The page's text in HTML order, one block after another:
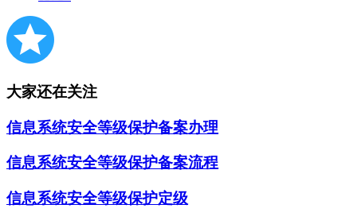
大家还在关注
信息系统安全等级保护备案办理
信息系统安全等级保护备案流程
信息系统安全等级保护定级